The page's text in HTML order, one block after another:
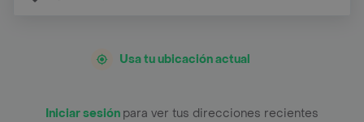
Usa tu ubicación actual
Iniciar sesión para ver tus direcciones recientes